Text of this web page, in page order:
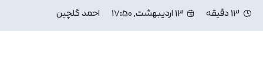
13 دقیقه 13 اردیبهشت, 17:50 احمد گلچین